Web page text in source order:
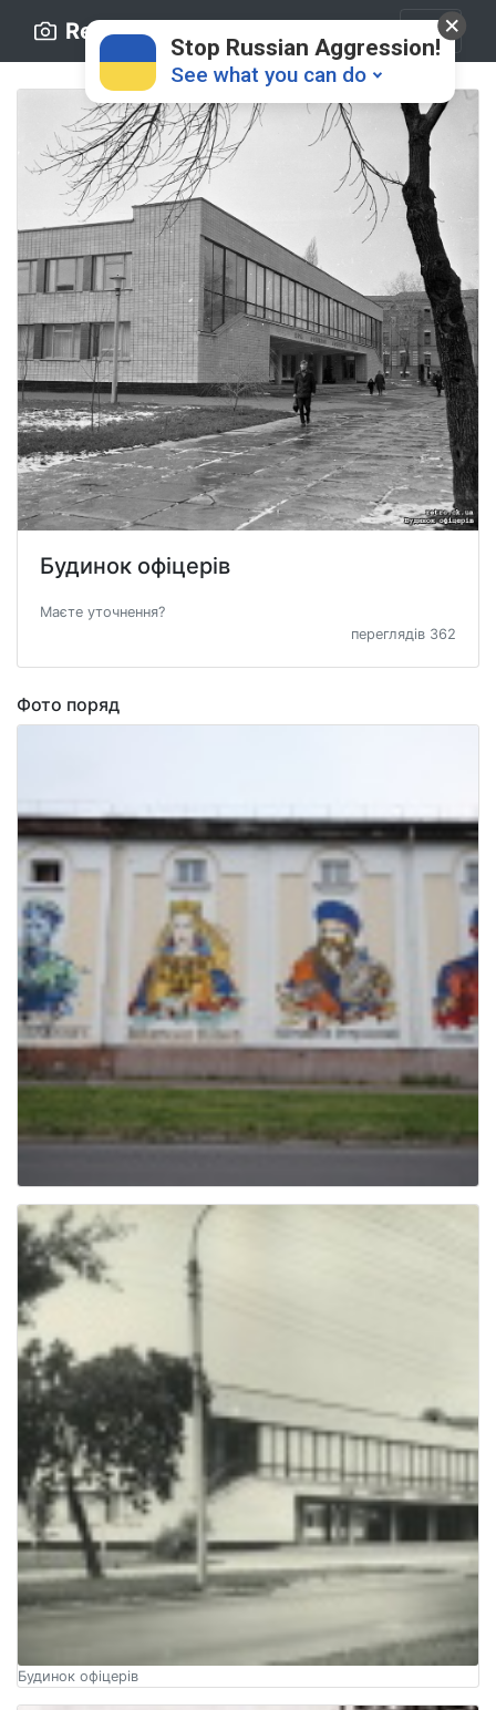
Retro.ck.ua
Будинок офіцерів
Маєте уточнення?
переглядів 362
Фото поряд
Будинок офіцерів
Stop Russian Aggression!
See what you can do
Donate 💸
Support Ukraine ❤
Share this widget 📌